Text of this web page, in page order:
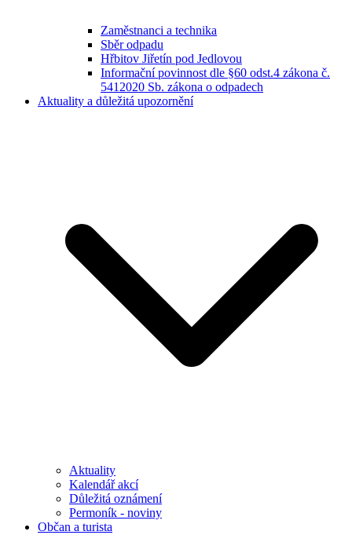
Zaměstnanci a technika
Sběr odpadu
Hřbitov Jiřetín pod Jedlovou
Informační povinnost dle §60 odst.4 zákona č.
5412020 Sb. zákona o odpadech
Aktuality a důležitá upozornění
Aktuality
Kalendář akcí
Důležitá oznámení
Permoník - noviny
Občan a turista